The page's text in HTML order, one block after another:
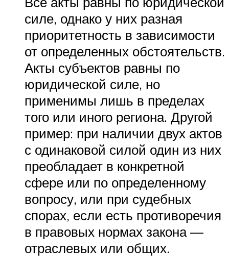
силе, однако у них разная
приоритетность в зависимости
от определенных обстоятельств.
Акты субъектов равны по
юридической силе, но
применимы лишь в пределах
того или иного региона. Другой
пример: при наличии двух актов
с одинаковой силой один из них
преобладает в конкретной
сфере или по определенному
вопросу, или при судебных
спорах, если есть противоречия
в правовых нормах закона —
отраслевых или общих.